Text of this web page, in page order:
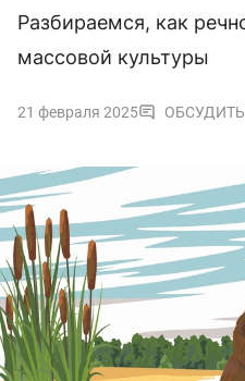
Разбираемся, как
массовой культуры
21 февраля 2025 ОБСУДИТЬ